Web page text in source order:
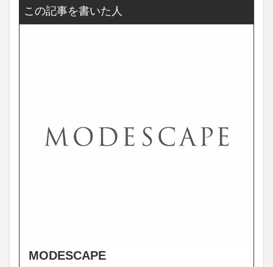
この記事を書いた人
MODESCAPE